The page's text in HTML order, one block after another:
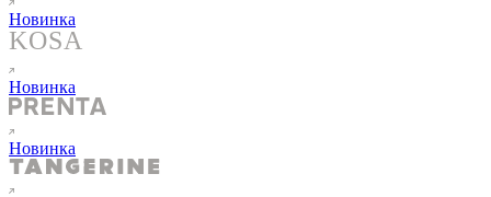
Новинка
Новинка
Новинка